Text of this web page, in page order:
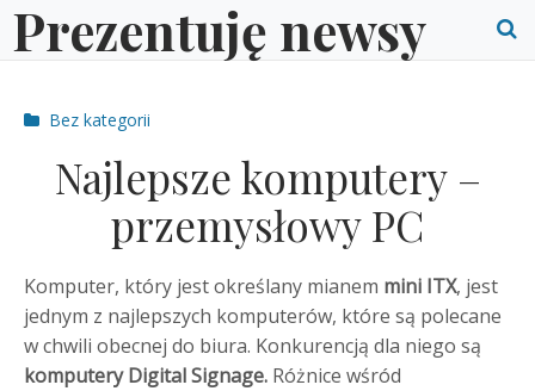
Skip
toPrezentuję newsy
Post
Bez kategorii
Najlepsze komputery –
przemysłowy PC
Komputer, który jest określany mianem mini ITX, jest
jednym z najlepszych komputerów, które są polecane
w chwili obecnej do biura. Konkurencją dla niego są
komputeryDigitalSignage. Różnice wśród